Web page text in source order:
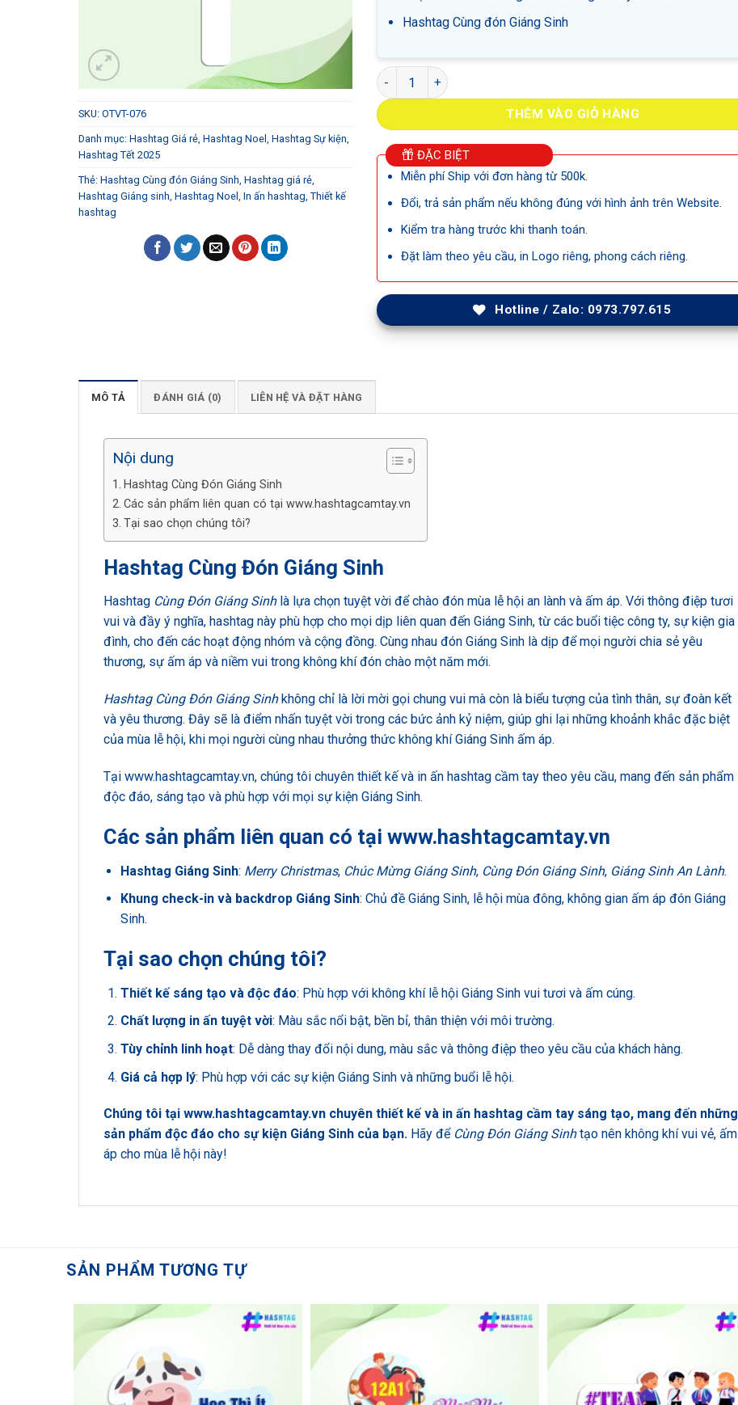
SKU: OTVT-076
Danh mục: Hashtag Giá rẻ Hashtag Noel Hashtag Sự kiện
Hashtag Tết 2025
Thẻ: Hashtag Cùng đón Giáng Sinh Hashtag giá rẻ
Hashtag Giáng sinh Hashtag Noel In ấn hashtag Thiết kế
hashtag
Hashtag Cùng đón Giáng Sinh
Hashtag Cùng đón Giáng Sinh số lượng
THÊM VÀO GIỎ HÀNG
ĐẶC BIỆT
Miễn phí Ship với đơn hàng từ 500k.
Đổi, trả sản phẩm nếu không đúng với hình ảnh trên Website.
Kiểm tra hàng trước khi thanh toán.
Đặt làm theo yêu cầu, in Logo riêng, phong cách riêng.
Hotline / Zalo: 0973.797.615
MÔ TẢ ĐÁNH GIÁ (0) LIÊN HỆ VÀ ĐẶT HÀNG
Nội dung
Hashtag Cùng Đón Giáng Sinh
Các sản phẩm liên quan có tại www.hashtagcamtay.vn
Tại sao chọn chúng tôi?
Hashtag Cùng Đón Giáng Sinh
Hashtag Cùng Đón Giáng Sinhlà lựa chọn tuyệt vời để chào đón mùa lễ hội an lành và ấm áp. Với thông điệp tươi
vui và đầy ý nghĩa, hashtag này phù hợp cho mọi dịp liên quan đến Giáng Sinh, từ các buổi tiệc công ty, sự kiện gia
đình, cho đến các hoạt động nhóm và cộng đồng. Cùng nhau đón Giáng Sinh là dịp để mọi người chia sẻ yêu
thương, sự ấm áp và niềm vui trong không khí đón chào một năm mới.
Hashtag Cùng Đón Giáng Sinhkhông chỉ là lời mời gọi chung vui mà còn là biểu tượng của tình thân, sự đoàn kết
và yêu thương. Đây sẽ là điểm nhấn tuyệt vời trong các bức ảnh kỷ niệm, giúp ghi lại những khoảnh khắc đặc biệt
của mùa lễ hội, khi mọi người cùng nhau thưởng thức không khí Giáng Sinh ấm áp.
Tại www.hashtagcamtay.vn, chúng tôi chuyên thiết kế và in ấn hashtag cầm tay theo yêu cầu, mang đến sản phẩm
độc đáo, sáng tạo và phù hợp với mọi sự kiện Giáng Sinh.
Các sản phẩm liên quan có tại www.hashtagcamtay.vn
Hashtag Giáng Sinh: Merry Christmas, Chúc Mừng Giáng Sinh, Cùng Đón Giáng Sinh, Giáng Sinh An Lành.
Khung check-in và backdrop Giáng Sinh: Chủ đề Giáng Sinh, lễ hội mùa đông, không gian ấm áp đón Giáng
Sinh.
Tại sao chọn chúng tôi?
Thiết kế sáng tạo và độc đáo: Phù hợp với không khí lễ hội Giáng Sinh vui tươi và ấm cúng.
Chất lượng in ấn tuyệt vời: Màu sắc nổi bật, bền bỉ, thân thiện với môi trường.
Tùy chỉnh linh hoạt: Dễ dàng thay đổi nội dung, màu sắc và thông điệp theo yêu cầu của khách hàng.
Giá cả hợp lý: Phù hợp với các sự kiện Giáng Sinh và những buổi lễ hội.
Chúng tôi tại www.hashtagcamtay.vn chuyên thiết kế và in ấn hashtag cầm tay sáng tạo, mang đến những
sản phẩm độc đáo cho sự kiện Giáng Sinh của bạn. Hãy để Cùng Đón Giáng Sinhtạo nên không khí vui vẻ, ấm
áp cho mùa lễ hội này!
SẢN PHẨM TƯƠNG TỰ